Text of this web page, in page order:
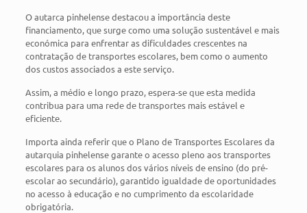
O autarca pinhelense destacou a importância deste
financiamento, que surge como uma solução sustentável e mais
económica para enfrentar as dificuldades crescentes na
contratação de transportes escolares, bem como o aumento
dos custos associados a este serviço.
Assim, a médio e longo prazo, espera-se que esta medida
contribua para uma rede de transportes mais estável e
eficiente.
Importa ainda referir que o Plano de Transportes Escolares da
autarquia pinhelense garante o acesso pleno aos transportes
escolares para os alunos dos vários níveis de ensino (do pré-
escolar ao secundário), garantido igualdade de oportunidades
no acesso à educação e no cumprimento da escolaridade
obrigatória.